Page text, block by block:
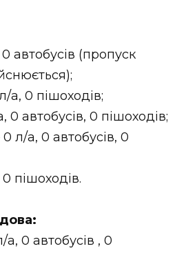
автобусів (пропуск
а, 0 пішоходів;
0 автобусів, 0 пішоходів;
л/а, 0 автобусів, 0
пішоходів.
0 автобусів , 0